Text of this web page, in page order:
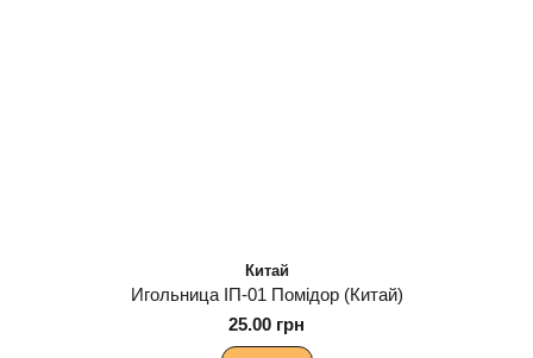
Китай
Игольница ІП-01 Помідор (Китай)
25.00 грн